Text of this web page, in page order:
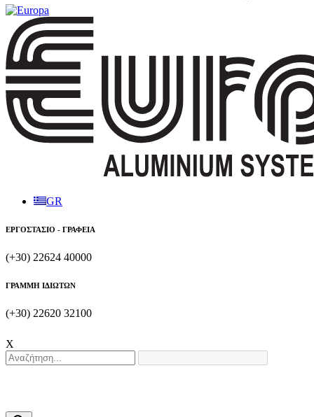
GR
ΕΡΓΟΣΤΑΣΙΟ - ΓΡΑΦΕΙΑ
(+30) 22624 40000
ΓΡΑΜΜΗ ΙΔΙΩΤΩΝ
(+30) 22620 32100
X